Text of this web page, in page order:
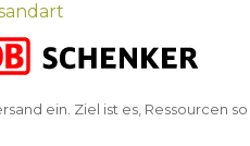
ein. Ziel ist es, Ressourcen